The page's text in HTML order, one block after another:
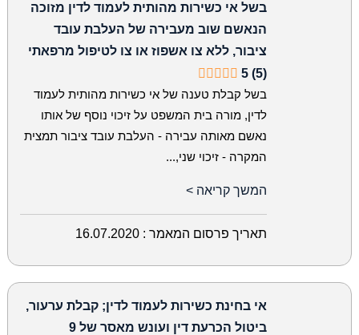
בשל אי כשירות מהותית לעמוד לדין מזוכה
הנאשם שוב מעבירה של העלבת עובד
ציבור, ללא צו אשפוז או צו לטיפול מרפאתי
5 (5)
בשל קבלת טענה של אי כשירות מהותית לעמוד
לדין, מורה בית המשפט על זיכוי נוסף של אותו
נאשם מאותה עבירה - העלבת עובד ציבור תמצית
המקרה - זיכוי שני,...
המשך קריאה >
תאריך פרסום המאמר : 16.07.2020
אי בחינת כשירות לעמוד לדין; קבלת ערעור,
ביטול הכרעת דין ועונש מאסר של 9